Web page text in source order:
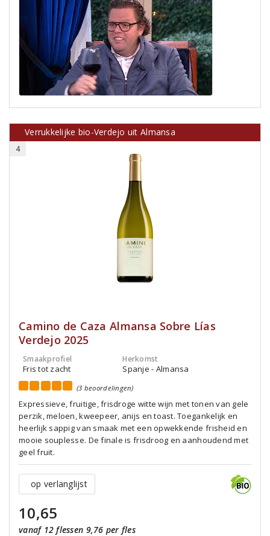
Verrukkelijke bio-Verdejo uit Almansa
4
Camino de Caza Almansa Sobre Lías
Verdejo 2025
Smaakprofiel
Fris tot zacht
Herkomst
Spanje - Almansa
(3 beoordelingen)
Expressieve, fruitige, frisdroge witte wijn met tonen van gele
perzik, meloen, kweepeer, anijs en toast. Toegankelijk en
heerlijk sappig van smaak met een opwekkende frisheid en
mooie souplesse. De finale is frisdroog en aanhoudend met
geel fruit.
op verlanglijst
10,65
vanaf 12 flessen 9,76 per fles